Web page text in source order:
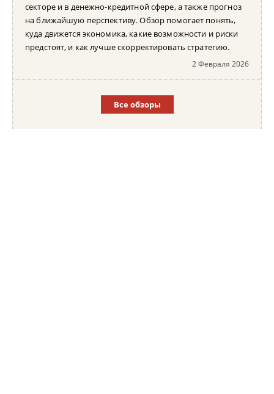
секторе и в денежно-кредитной сфере, а также прогноз
на ближайшую перспективу. Обзор помогает понять,
куда движется экономика, какие возможности и риски
предстоят, и как лучше скорректировать стратегию.
2 Февраля 2026
Все обзоры